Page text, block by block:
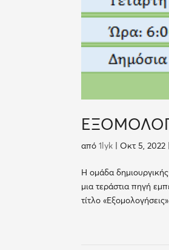
από1lyk |Οκτ 5, 2022
Η ομάδα
μια τεράστια πηγή
τίτλο